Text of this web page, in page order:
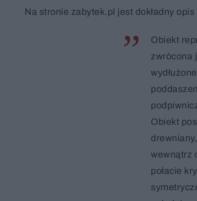
Na stronie zabytek.pl jest dokładny
Obiekt
zwrócona
Obiekt
wewnątrz
połacie